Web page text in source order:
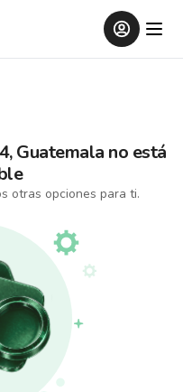
Guatemala no está
otras opciones para ti.